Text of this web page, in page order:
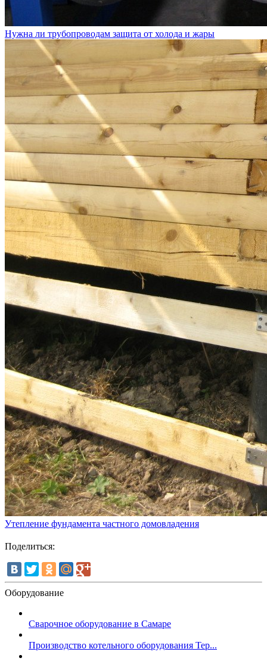
Нужна ли трубопроводам защита от холода и жары
Утепление фундамента частного домовладения
Поделиться:
Оборудование
Сварочное оборудование в Самаре
Производство котельного оборудования Тер...